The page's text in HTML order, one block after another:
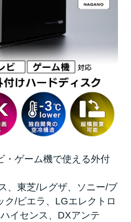
・ゲーム機で使える外付
、東芝/レグザ、ソニー/ブ
ク/ビエラ、LGエレクトロ
イセンス、DXアンテ